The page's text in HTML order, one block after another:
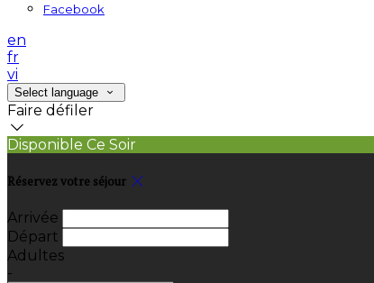
Facebook
en
fr
vi
Select language
Faire défiler
Disponible Ce Soir
Réservez votre séjour
Arrivée
Départ
Adultes
-